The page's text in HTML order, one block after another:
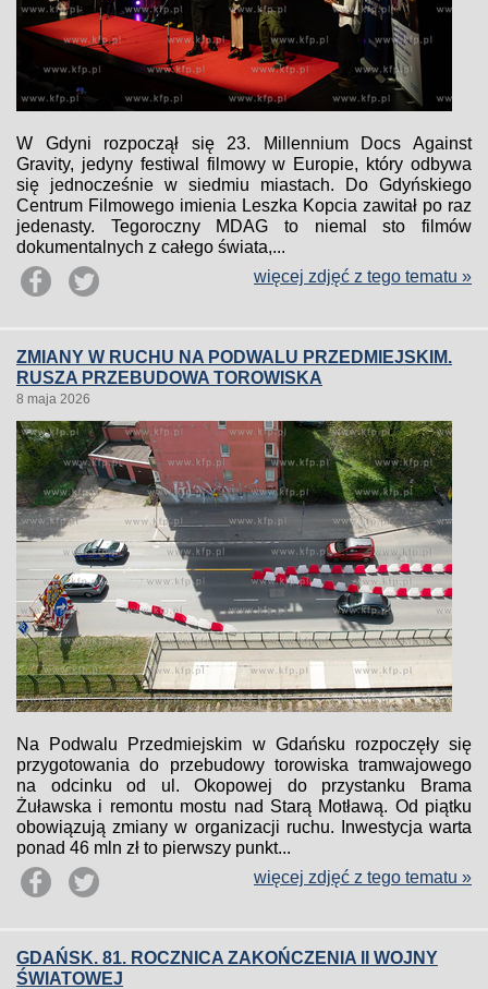
W Gdyni rozpoczął się 23. Millennium Docs Against
Gravity, jedyny festiwal filmowy w Europie, który odbywa
się jednocześnie w siedmiu miastach. Do Gdyńskiego
Centrum Filmowego imienia Leszka Kopcia zawitał po raz
jedenasty. Tegoroczny MDAG to niemal sto filmów
dokumentalnych z całego świata,...
więcej zdjęć z tego tematu »
ZMIANY W RUCHU NA PODWALU PRZEDMIEJSKIM.
RUSZA PRZEBUDOWA TOROWISKA
8 maja 2026
Na Podwalu Przedmiejskim w Gdańsku rozpoczęły się
przygotowania do przebudowy torowiska tramwajowego
na odcinku od ul. Okopowej do przystanku Brama
Żuławska i remontu mostu nad Starą Motławą. Od piątku
obowiązują zmiany w organizacji ruchu. Inwestycja warta
ponad 46 mln zł to pierwszy punkt...
więcej zdjęć z tego tematu »
GDAŃSK. 81. ROCZNICA ZAKOŃCZENIA II WOJNY
ŚWIATOWEJ